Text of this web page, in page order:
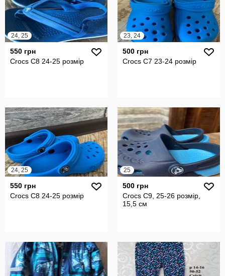
24, 25
550 грн
Crocs С8 24-25 розмір
23, 24
500 грн
Crocs C7 23-24 розмір
24, 25
550 грн
Crocs С8 24-25 розмір
25
500 грн
Crocs C9, 25-26 розмір,
15,5 см